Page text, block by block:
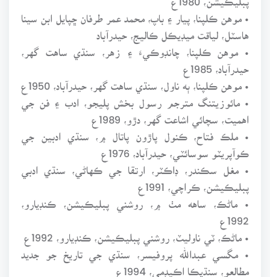
• موهن ڪلپنا، پيار ۽ باپ، محمد عمر طرفان ڇپايل ابن سينا
هاسٽل، لياقت ميڊيڪل ڪاليج، حيدرآباد
• موهن ڪلپنا، چانڊوڪيءَ ۽ زهر، سنڌي ساهت گهر،
حيدرآباد، 1985ع
• موهن ڪلپنا، ٻه ناول، سنڌي ساهت گهر، حيدرآباد، 1950ع
• مائوزيتنگ مترجم رسول بخش پليجو، ادب ۽ فن جي
اهميت، سچائي اشاعت گهر، دڙو، 1989ع
• ملڪ فتاح، ڪنول پاڙون پاتال ۾، سنڌي ادبين جي
ڪوآپريٽو سوسائٽي، حيدرآباد، 1976ع
• مغل سڪندر، ڊاڪٽر، ارتقا جي ڪهاڻي، سنڌي ادبي
پبليڪيشن، ڪراچي، 1991ع
• ماڻڪ، ساهه مٺ ۾، روشني پبليڪيشن، ڪنڊيارو،
1992ع
• ماڻڪ، ٽي ناوليٽ، روشني پبليڪيشن، ڪنڊيارو، 1992ع
• مگسي عبدالله پروفيسر، سنڌي جي تاريخ جو جديد
مطالعو، سنڌيڪا اڪيڊمي، 1994ع